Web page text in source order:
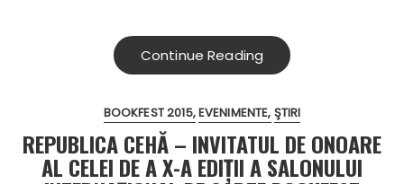
Continue Reading
BOOKFEST 2015 EVENIMENTE ŞTIRI
REPUBLICA CEHĂ – INVITATUL DE ONOARE
AL CELEI DE A X-A EDIŢII A SALONULUI